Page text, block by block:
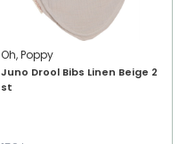
Oh, Poppy
Juno Drool Bibs Linen Beige 2
st